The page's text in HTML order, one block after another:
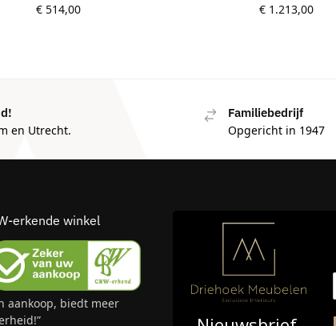
€ 514,00 € 1.213,00
en Utrecht.
Familiebedrijf
Opgericht in 1947
erkende winkel
aankoop, biedt meer